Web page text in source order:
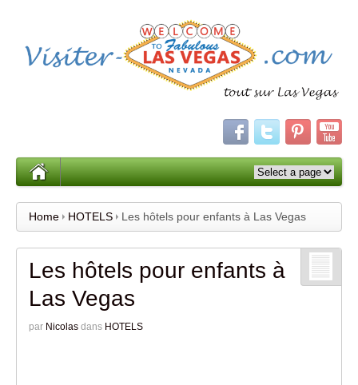
Home HOTELS Les hôtels pour enfants à Las Vegas
Les hôtels pour enfants à
Las Vegas
par Nicolas dans HOTELS